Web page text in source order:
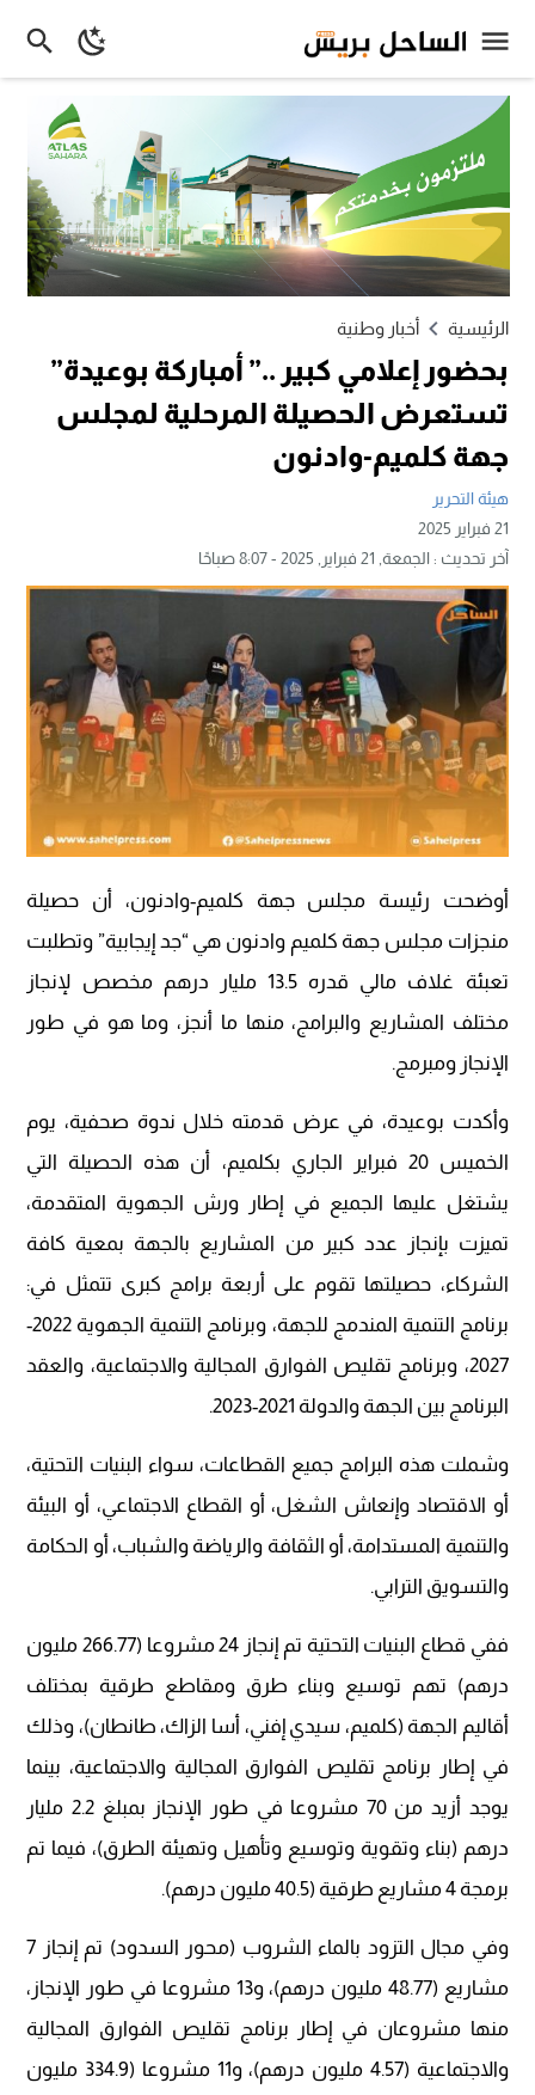
الرئيسية أخبار وطنية
بحضور إعلامي كبير ..” أمباركة بوعيدة”
تستعرض الحصيلة المرحلية لمجلس
جهة كلميم-وادنون
هيئة التحرير
21 فبراير 2025
آخر تحديث :الجمعة, 21 فبراير, 2025 - 8:07 صباحًا
أوضحت رئيسة مجلس جهة كلميم-وادنون، أن حصيلة
منجزات مجلس جهة كلميم وادنون هي “جد إيجابية” وتطلبت
تعبئة غلاف مالي قدره 13.5 مليار درهم مخصص لإنجاز
مختلف المشاريع والبرامج، منها ما أنجز، وما هو في طور
الإنجاز ومبرمج.
وأكدت بوعيدة، في عرض قدمته خلال ندوة صحفية، يوم
الخميس 20 فبراير الجاري بكلميم، أن هذه الحصيلة التي
يشتغل عليها الجميع في إطار ورش الجهوية المتقدمة،
تميزت بإنجاز عدد كبير من المشاريع بالجهة بمعية كافة
الشركاء، حصيلتها تقوم على أربعة برامج كبرى تتمثل في:
برنامج التنمية المندمج للجهة، وبرنامج التنمية الجهوية 2022-
2027، وبرنامج تقليص الفوارق المجالية والاجتماعية، والعقد
البرنامج بين الجهة والدولة 2021-2023.
وشملت هذه البرامج جميع القطاعات، سواء البنيات التحتية،
أو الاقتصاد وإنعاش الشغل، أو القطاع الاجتماعي، أو البيئة
والتنمية المستدامة، أو الثقافة والرياضة والشباب، أو الحكامة
والتسويق الترابي.
ففي قطاع البنيات التحتية تم إنجاز 24 مشروعا (266.77 مليون
درهم) تهم توسيع وبناء طرق ومقاطع طرقية بمختلف
أقاليم الجهة (كلميم، سيدي إفني، أسا الزاك، طانطان)، وذلك
في إطار برنامج تقليص الفوارق المجالية والاجتماعية، بينما
يوجد أزيد من 70 مشروعا في طور الإنجاز بمبلغ 2.2 مليار
درهم (بناء وتقوية وتوسيع وتأهيل وتهيئة الطرق)، فيما تم
برمجة 4 مشاريع طرقية (40.5 مليون درهم).
وفي مجال التزود بالماء الشروب (محور السدود) تم إنجاز 7
مشاريع (48.77 مليون درهم)، و13 مشروعا في طور الإنجاز،
منها مشروعان في إطار برنامج تقليص الفوارق المجالية
والاجتماعية (4.57 مليون درهم)، و11 مشروعا (334.9 مليون